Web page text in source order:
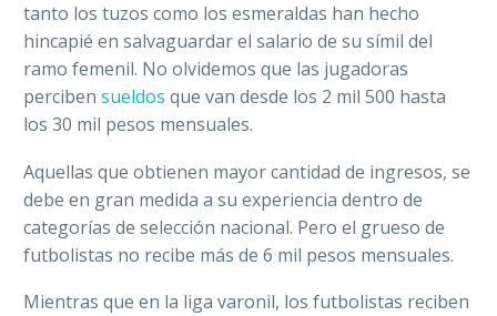
tanto los tuzos como los esmeraldas han hecho
hincapié en salvaguardar el salario de su símil del
ramo femenil. No olvidemos que las jugadoras
perciben sueldos que van desde los 2 mil 500 hasta
los 30 mil pesos mensuales.
Aquellas que obtienen mayor cantidad de ingresos, se
debe en gran medida a su experiencia dentro de
categorías de selección nacional. Pero el grueso de
futbolistas no recibe más de 6 mil pesos mensuales.
Mientras que en la liga varonil, los futbolistas reciben